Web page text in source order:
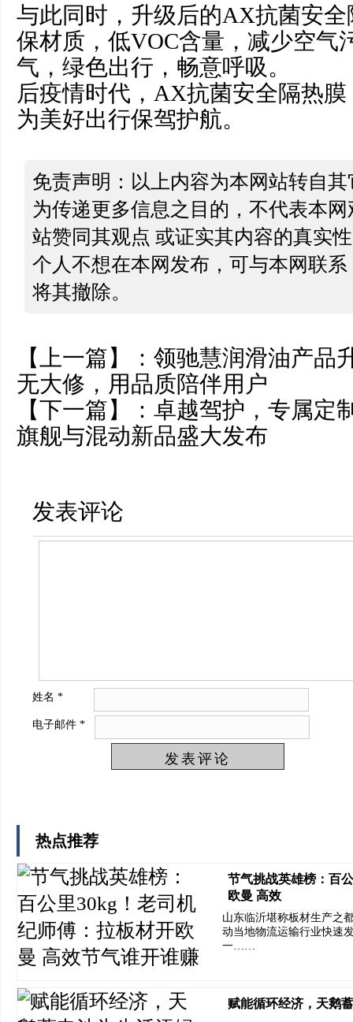
与此同时，升级后的AX抗菌安
保材质，低VOC含量，减少空气
气，绿色出行，畅意呼吸。
后疫情时代，AX抗菌安全隔热
为美好出行保驾护航。
免责声明：以上内容为本网站转自
为传递更多信息之目的，不代表本
站赞同其观点 或证实其内容的真实
个人不想在本网发布，可与本网联
将其撤除。
【上一篇】： 领驰慧润滑油产品
无大修，用品质陪伴用户
【下一篇】： 卓越驾护，专属
旗舰与混动新品盛大发布
发表评论
姓名 *
电子邮件 *
热点推荐
节气挑战英雄榜：百
欧曼 高效
山东临沂堪称板材生产之
动当地物流运输行业快速
一……
赋能循环经济，天鹅